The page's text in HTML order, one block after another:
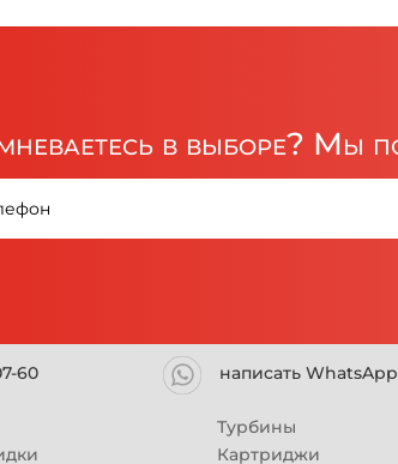
в выборе? Мы
60 написать WhatsApp
Турбины
Картриджи